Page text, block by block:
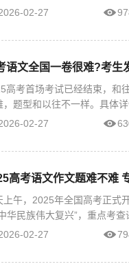
，全国一卷和全国二卷的作
02-27
语文全国一卷很难?考生
高考首场考试已经结束，和
，题型和以往不一样。具体
生表示全国一卷难度较大，
02-27
高考语文作文题难不难
上午，2025年全国高考正式
华民族伟大复兴”，重点考
性化表达，助力拔尖创新人
02-27